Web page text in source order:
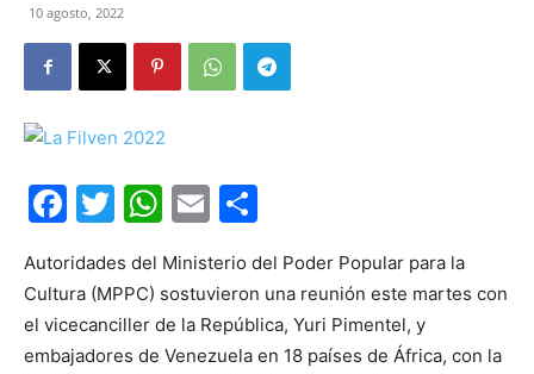
10 agosto, 2022
Facebook
Twitter
WhatsApp
Email
Autoridades del Ministerio del Poder Popular para la
Cultura (MPPC) sostuvieron una reunión este martes con
el vicecanciller de la República, Yuri Pimentel, y
embajadores de Venezuela en 18 países de África, con la